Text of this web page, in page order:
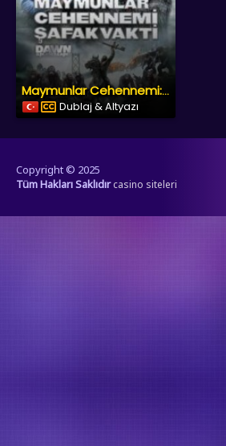
Maymunlar Cehennemi: Şafak Vakti
Dublaj & Altyazı
Copyright © 2025
Tüm Hakları Saklıdır casino siteleri